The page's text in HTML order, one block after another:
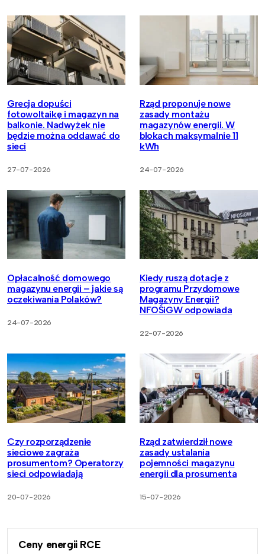
Grecja dopuści
fotowoltaikę i magazyn na
balkonie. Nadwyżek nie
będzie można oddawać do
sieci
27-07-2026
Rząd proponuje nowe
zasady montażu
magazynów energii. W
blokach maksymalnie 11
kWh
24-07-2026
Opłacalność domowego
magazynu energii – jakie są
oczekiwania Polaków?
24-07-2026
Kiedy ruszą dotacje z
programu Przydomowe
Magazyny Energii?
NFOŚiGW odpowiada
22-07-2026
Czy rozporządzenie
sieciowe zagraża
prosumentom? Operatorzy
sieci odpowiadają
20-07-2026
Rząd zatwierdził nowe
zasady ustalania
pojemności magazynu
energii dla prosumenta
15-07-2026
Ceny energii RCE